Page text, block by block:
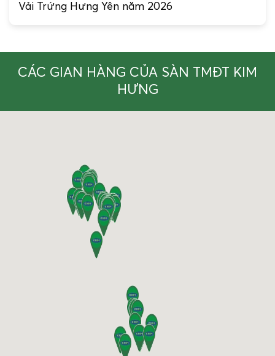
Vải Trứng Hưng Yên năm 2026
CÁC GIAN HÀNG CỦA SÀN TMĐT KIM
HƯNG